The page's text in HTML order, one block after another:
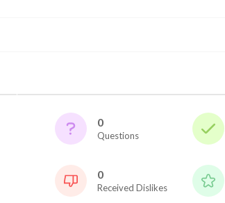
0
Questions
0
Received Dislikes